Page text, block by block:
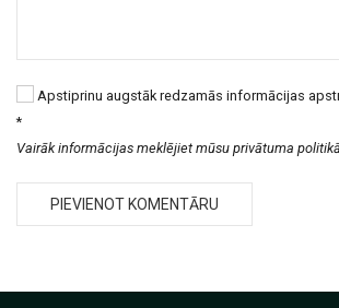
Apstiprinu augstāk redzamās informācijas
*
Vairāk informācijas meklējiet mūsu privātuma